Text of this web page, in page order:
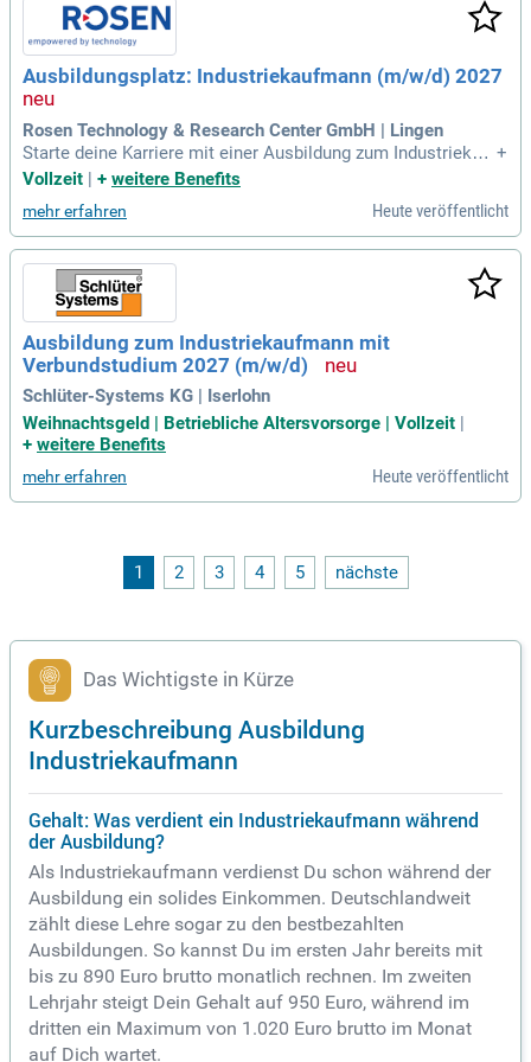
öchste Standards. Gemeinsam meistern wir alle Herausford
erungen und bleiben stets auf Kurs. Werde Teil unserer Erfol
gsgeschichte und entdecke spannende Perspektiven in eine
r dynamischen Branche!
Ausbildungsplatz: Industriekaufmann (m/w/d) 2027
Rosen Technology & Research Center GmbH | Lingen
Starte deine Karriere mit einer Ausbildung zum Industriekauf
mann (m/w/d) bei uns! In nur drei Jahren wirst du alle wichti
kennenlernen. Du schaffst Einblicke in verschiedene kaufm
ännische Bereiche, darunter Einkauf, Produktion und Person
alwesen. Lerne alles über Beschaffung, Rechnungsprüfung u
nd Personalverwaltung, während du deine Kenntnisse im Fin
anzbereich vertiefst. Ideal ist ein guter Realschulabschluss
oder Abitur für deinen erfolgreichen Einstieg. Werde Teil uns
eres Teams und lege den Grundstein für deine berufliche Zu
kunft!
+
Vollzeit | + weitere Benefits
mehr erfahren Heute veröffentlicht
Ausbildung zum Industriekaufmann mit
Verbundstudium 2027 (m/w/d)
Schlüter-Systems KG | Iserlohn
Weihnachtsgeld | Betriebliche Altersvorsorge | Vollzeit |
+ weitere Benefits
mehr erfahren Heute veröffentlicht
1 2 3 4 5 nächste
Das Wichtigste in Kürze
Kurzbeschreibung Ausbildung
Industriekaufmann
Gehalt: Was verdient ein Industriekaufmann während
der Ausbildung?
Als Industriekaufmann verdienst Du schon während der
Ausbildung ein solides Einkommen. Deutschlandweit
zählt diese Lehre sogar zu den bestbezahlten
Ausbildungen. So kannst Du im ersten Jahr bereits mit
bis zu 890 Euro brutto monatlich rechnen. Im zweiten
Lehrjahr steigt Dein Gehalt auf 950 Euro, während im
dritten ein Maximum von 1.020 Euro brutto im Monat
auf Dich wartet.